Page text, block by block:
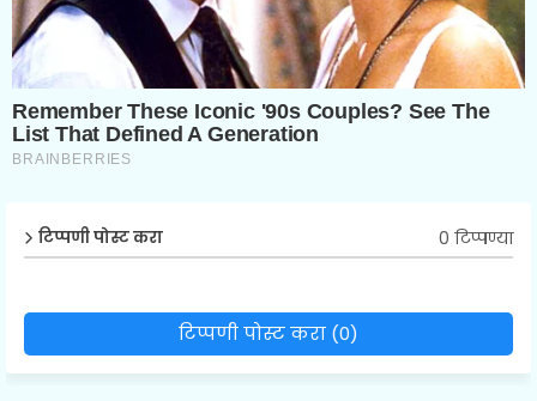
टिप्पणी पोस्ट करा 0 टिप्पण्या
टिप्पणी पोस्ट करा (0)